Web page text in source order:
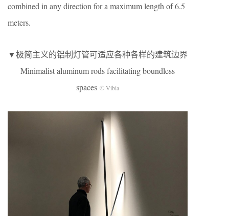
combined in any direction for a maximum length of 6.5
meters.
▼极简主义的铝制灯管可适应各种各样的建筑边界
Minimalist aluminum rods facilitating boundless
spaces © Vibia